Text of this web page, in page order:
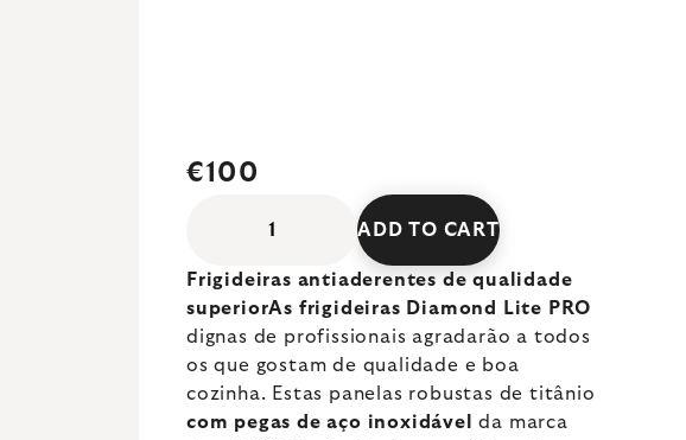
€100
ADD TO CART
Frigideiras antiaderentes de qualidade
superiorAs frigideiras Diamond Lite PRO
dignas de profissionais agradarão a todos
os que gostam de qualidade e boa
cozinha. Estas panelas robustas de titânio
com pegas de aço inoxidávelda marca